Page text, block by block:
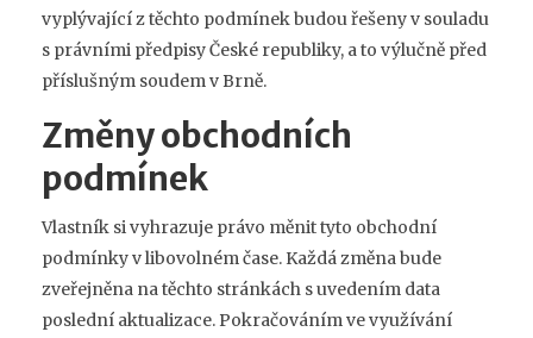
vyplývající z těchto podmínek budou řešeny v souladu
s právními předpisy České republiky, a to výlučně před
příslušným soudem v Brně.
Změny obchodních
podmínek
Vlastník si vyhrazuje právo měnit tyto obchodní
podmínky v libovolném čase. Každá změna bude
zveřejněna na těchto stránkách s uvedením data
poslední aktualizace. Pokračováním ve využívání